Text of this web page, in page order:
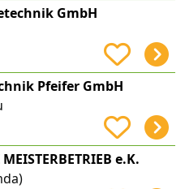
GmbH
Pfeifer GmbH
e.K.